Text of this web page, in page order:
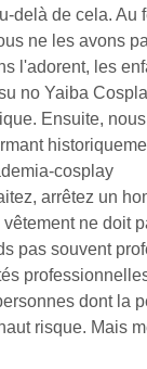
delà de cela.
ne les avons
l'adorent, les
no Yaiba
Ensuite,
cosplay
arrêtez un
ne doit
pas souvent
dont la
risque. Mais